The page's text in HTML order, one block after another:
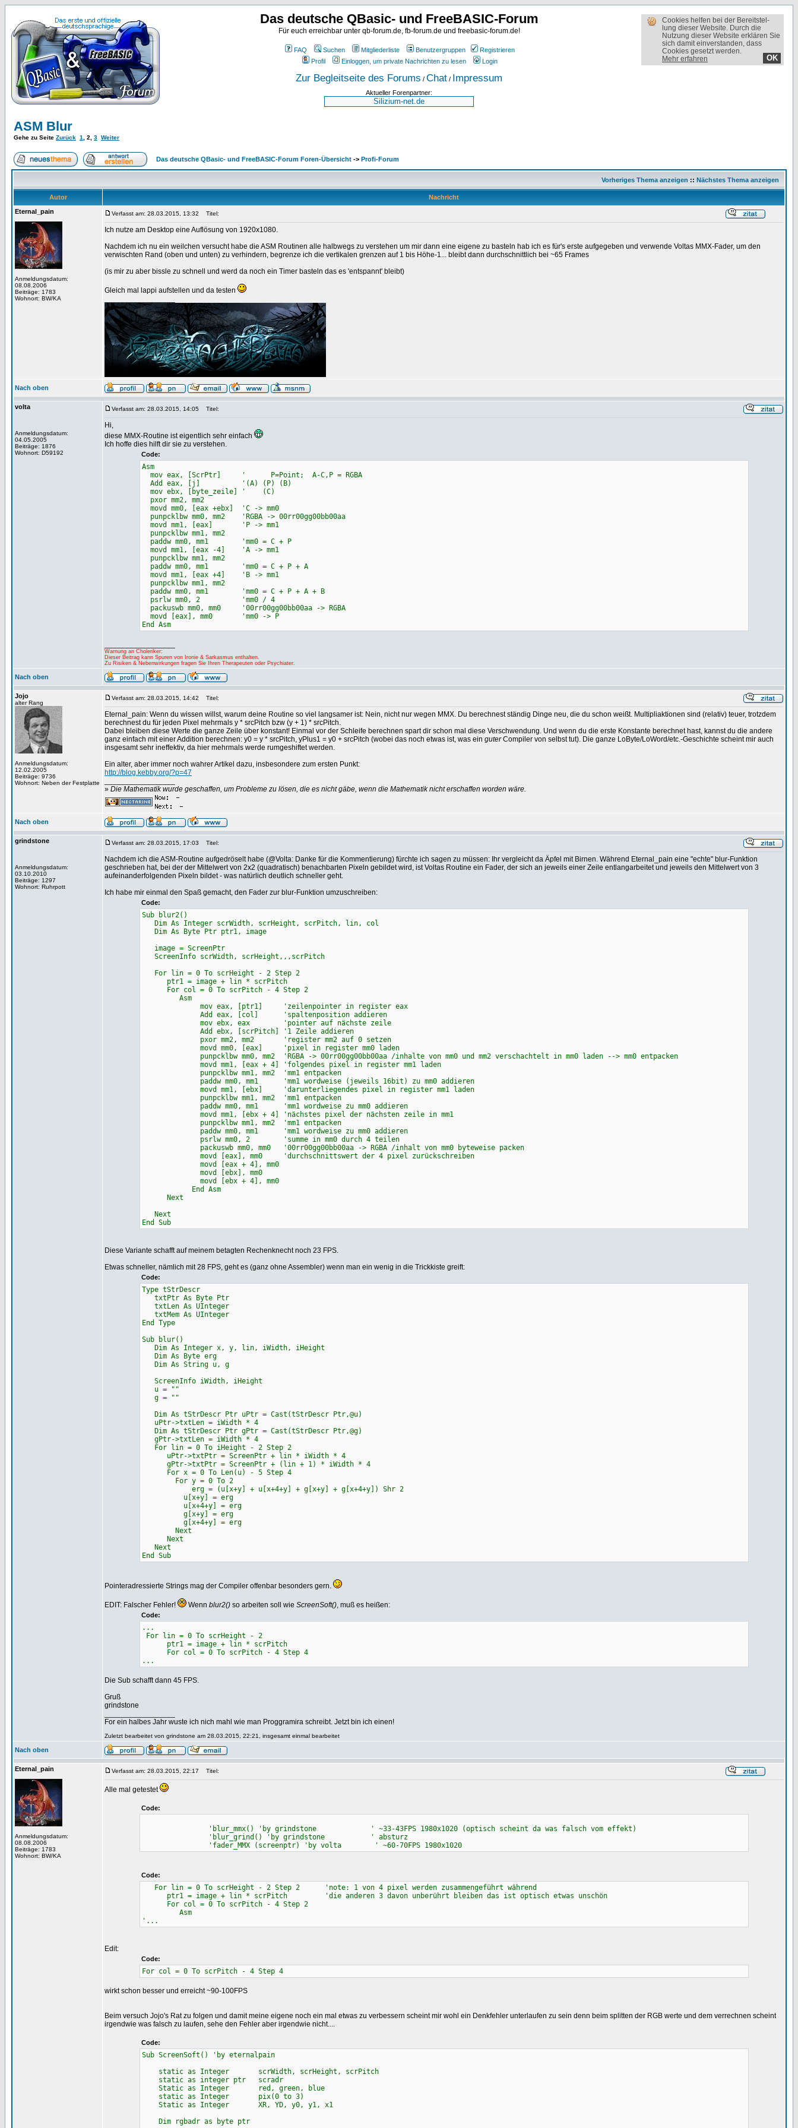
Cookies helfen bei der Bereit­stel­
lung dieser Website. Durch die
Nutzung dieser Website erklären Sie
sich damit einverstanden, dass
Cookies gesetzt werden.
Mehr erfahren
OK
Das deutsche QBasic- und FreeBASIC-Forum
Für euch erreichbar unter qb-forum.de, fb-forum.de und freebasic-forum.de!
FAQ Suchen Mitgliederliste Benutzergruppen
Registrieren
Profil
Einloggen, um private Nachrichten zu lesen Login
Zur Begleitseite des Forums / Chat / Impressum
Aktueller Forenpartner:
ASM Blur
Gehe zu Seite Zurück 1 2 3 Weiter
Das deutsche QBasic- und FreeBASIC-Forum Foren-Übersicht -> Profi-Forum
Vorheriges Thema anzeigen :: Nächstes Thema anzeigen
Autor
Nachricht
Eternal_pain
Anmeldungsdatum:
08.08.2006
Beiträge: 1783
Wohnort: BW/KA
Verfasst am: 28.03.2015, 13:32 Titel:
Ich nutze am Desktop eine Auflösung von 1920x1080.
Nachdem ich nu ein weilchen versucht habe die ASM Routinen alle halbwegs zu verstehen um mir dann eine eigene zu basteln hab ich es für's erste aufgegeben und verwende Voltas MMX-Fader, um den
verwischten Rand (oben und unten) zu verhindern, begrenze ich die vertikalen grenzen auf 1 bis Höhe-1... bleibt dann durchschnittlich bei ~65 Frames
(is mir zu aber bissle zu schnell und werd da noch ein Timer basteln das es 'entspannt' bleibt)
Gleich mal lappi aufstellen und da testen
Nach oben
volta
Anmeldungsdatum:
04.05.2005
Beiträge: 1876
Wohnort: D59192
Verfasst am: 28.03.2015, 14:05 Titel:
Hi,
diese MMX-Routine ist eigentlich sehr einfach
Ich hoffe dies hilft dir sie zu verstehen.
Code:
Asm
mov eax, [ScrPtr] ' P=Point; A-C,P = RGBA
Add eax, [j] '(A) (P) (B)
mov ebx, [byte_zeile] ' (C)
pxor mm2, mm2
movd mm0, [eax +ebx] 'C -> mm0
punpcklbw mm0, mm2 'RGBA -> 00rr00gg00bb00aa
movd mm1, [eax] 'P -> mm1
punpcklbw mm1, mm2
paddw mm0, mm1 'mm0 = C + P
movd mm1, [eax -4] 'A -> mm1
punpcklbw mm1, mm2
paddw mm0, mm1 'mm0 = C + P + A
movd mm1, [eax +4] 'B -> mm1
punpcklbw mm1, mm2
paddw mm0, mm1 'mm0 = C + P + A + B
psrlw mm0, 2 'mm0 / 4
packuswb mm0, mm0 '00rr00gg00bb00aa -> RGBA
movd [eax], mm0 'mm0 -> P
End Asm
Warnung an Choleriker:
Dieser Beitrag kann Spuren von Ironie & Sarkasmus enthalten.
Zu Risiken & Nebenwirkungen fragen Sie Ihren Therapeuten oder Psychiater.
Nach oben
Jojo
alter Rang
Anmeldungsdatum:
12.02.2005
Beiträge: 9736
Wohnort: Neben der Festplatte
Verfasst am: 28.03.2015, 14:42 Titel:
Eternal_pain: Wenn du wissen willst, warum deine Routine so viel langsamer ist: Nein, nicht nur wegen MMX. Du berechnest ständig Dinge neu, die du schon weißt. Multipliaktionen sind (relativ) teuer, trotzdem
berechnest du für jeden Pixel mehrmals y * srcPitch bzw (y + 1) * srcPitch.
Dabei bleiben diese Werte die ganze Zeile über konstant! Einmal vor der Schleife berechnen spart dir schon mal diese Verschwendung. Und wenn du die erste Konstante berechnet hast, kannst du die andere
ganz einfach mit einer Addition berechnen: y0 = y * srcPitch, yPlus1 = y0 + srcPitch (wobei das noch etwas ist, was ein guterCompiler von selbst tut). Die ganze LoByte/LoWord/etc.-Geschichte scheint mir auch
insgesamt sehr ineffektiv, da hier mehrmals werde rumgeshiftet werden.
Ein alter, aber immer noch wahrer Artikel dazu, insbesondere zum ersten Punkt:
http://blog.kebby.org/?p=47
» Die Mathematik wurde geschaffen, um Probleme zu lösen, die es nicht gäbe, wenn die Mathematik nicht erschaffen worden wäre.
Nach oben
grindstone
Anmeldungsdatum:
03.10.2010
Beiträge: 1297
Wohnort: Ruhrpott
Verfasst am: 28.03.2015, 17:03 Titel:
Nachdem ich die ASM-Routine aufgedröselt habe (@Volta: Danke für die Kommentierung) fürchte ich sagen zu müssen: Ihr vergleicht da Äpfel mit Birnen. Während Eternal_pain eine "echte" blur-Funktion
geschrieben hat, bei der der Mittelwert von 2x2 (quadratisch) benachbarten Pixeln gebildet wird, ist Voltas Routine ein Fader, der sich an jeweils einer Zeile entlangarbeitet und jeweils den Mittelwert von 3
aufeinanderfolgenden Pixeln bildet - was natürlich deutlich schneller geht.
Ich habe mir einmal den Spaß gemacht, den Fader zur blur-Funktion umzuschreiben:
Code:
Sub blur2()
Dim As Integer scrWidth, scrHeight, scrPitch, lin, col
Dim As Byte Ptr ptr1, image
image = ScreenPtr
ScreenInfo scrWidth, scrHeight,,,scrPitch
For lin = 0 To scrHeight - 2 Step 2
ptr1 = image + lin * scrPitch
For col = 0 To scrPitch - 4 Step 2
Asm
mov eax, [ptr1] 'zeilenpointer in register eax
Add eax, [col] 'spaltenposition addieren
mov ebx, eax 'pointer auf nächste zeile
Add ebx, [scrPitch] '1 Zeile addieren
pxor mm2, mm2 'register mm2 auf 0 setzen
movd mm0, [eax] 'pixel in register mm0 laden
punpcklbw mm0, mm2 'RGBA -> 00rr00gg00bb00aa /inhalte von mm0 und mm2 verschachtelt in mm0 laden --> mm0 entpacken
movd mm1, [eax + 4] 'folgendes pixel in register mm1 laden
punpcklbw mm1, mm2 'mm1 entpacken
paddw mm0, mm1 'mm1 wordweise (jeweils 16bit) zu mm0 addieren
movd mm1, [ebx] 'darunterliegendes pixel in register mm1 laden
punpcklbw mm1, mm2 'mm1 entpacken
paddw mm0, mm1 'mm1 wordweise zu mm0 addieren
movd mm1, [ebx + 4] 'nächstes pixel der nächsten zeile in mm1
punpcklbw mm1, mm2 'mm1 entpacken
paddw mm0, mm1 'mm1 wordweise zu mm0 addieren
psrlw mm0, 2 'summe in mm0 durch 4 teilen
packuswb mm0, mm0 '00rr00gg00bb00aa -> RGBA /inhalt von mm0 byteweise packen
movd [eax], mm0 'durchschnittswert der 4 pixel zurückschreiben
movd [eax + 4], mm0
movd [ebx], mm0
movd [ebx + 4], mm0
End Asm
Next
Next
End Sub
Diese Variante schafft auf meinem betagten Rechenknecht noch 23 FPS.
Etwas schneller, nämlich mit 28 FPS, geht es (ganz ohne Assembler) wenn man ein wenig in die Trickkiste greift:
Code:
Type tStrDescr
txtPtr As Byte Ptr
txtLen As UInteger
txtMem As UInteger
End Type
Sub blur()
Dim As Integer x, y, lin, iWidth, iHeight
Dim As Byte erg
Dim As String u, g
ScreenInfo iWidth, iHeight
u = ""
g = ""
Dim As tStrDescr Ptr uPtr = Cast(tStrDescr Ptr,@u)
uPtr->txtLen = iWidth * 4
Dim As tStrDescr Ptr gPtr = Cast(tStrDescr Ptr,@g)
gPtr->txtLen = iWidth * 4
For lin = 0 To iHeight - 2 Step 2
uPtr->txtPtr = ScreenPtr + lin * iWidth * 4
gPtr->txtPtr = ScreenPtr + (lin + 1) * iWidth * 4
For x = 0 To Len(u) - 5 Step 4
For y = 0 To 2
erg = (u[x+y] + u[x+4+y] + g[x+y] + g[x+4+y]) Shr 2
u[x+y] = erg
u[x+4+y] = erg
g[x+y] = erg
g[x+4+y] = erg
Next
Next
Next
End Sub
Pointeradressierte Strings mag der Compiler offenbar besonders gern.
EDIT: Falscher Fehler! Wenn blur2() so arbeiten soll wie ScreenSoft(), muß es heißen:
Code:
...
For lin = 0 To scrHeight - 2
ptr1 = image + lin * scrPitch
For col = 0 To scrPitch - 4 Step 4
...
Die Sub schafft dann 45 FPS.
Gruß
grindstone
For ein halbes Jahr wuste ich nich mahl wie man Proggramira schreibt. Jetzt bin ich einen!
Zuletzt bearbeitet von grindstone am 28.03.2015, 22:21, insgesamt einmal bearbeitet
Nach oben
Eternal_pain
Anmeldungsdatum:
08.08.2006
Beiträge: 1783
Wohnort: BW/KA
Verfasst am: 28.03.2015, 22:17 Titel:
Alle mal getestet
Code:
'blur_mmx() 'by grindstone ' ~33-43FPS 1980x1020 (optisch scheint da was falsch vom effekt)
'blur_grind() 'by grindstone ' absturz
'fader_MMX (screenptr) 'by volta ' ~60-70FPS 1980x1020
Code:
For lin = 0 To scrHeight - 2 Step 2 'note: 1 von 4 pixel werden zusammengeführt während
ptr1 = image + lin * scrPitch 'die anderen 3 davon unberührt bleiben das ist optisch etwas unschön
For col = 0 To scrPitch - 4 Step 2
Asm
'...
Edit:
Code:
For col = 0 To scrPitch - 4 Step 4
wirkt schon besser und erreicht ~90-100FPS
Beim versuch Jojo's Rat zu folgen und damit meine eigene noch ein mal etwas zu verbessern scheint mir wohl ein Denkfehler unterlaufen zu sein denn beim splitten der RGB werte und dem verrechnen scheint
irgendwie was falsch zu laufen, sehe den Fehler aber irgendwie nicht....
Code:
Sub ScreenSoft() 'by eternalpain
static as Integer scrWidth, scrHeight, scrPitch
static as integer ptr scradr
Static as Integer red, green, blue
static as Integer pix(0 to 3)
Static as Integer XR, YD, y0, y1, x1
Dim rgbadr as byte ptr